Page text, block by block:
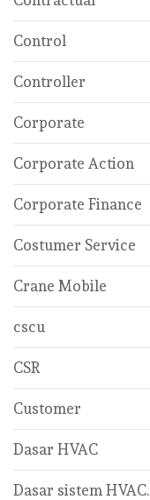
Control
Controller
Corporate
Corporate Action
Corporate Finance
Costumer Service
Crane Mobile
cscu
CSR
Customer
Dasar HVAC
Dasar sistem HVAC.